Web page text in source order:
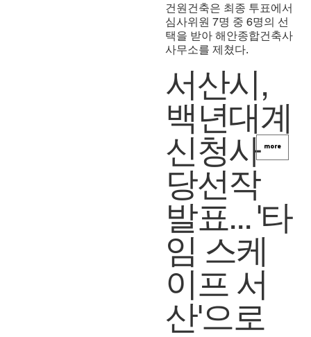
건원건축은 최종 투표에서
심사위원 7명 중 6명의 선
택을 받아 해안종합건축사
사무소를 제쳤다.
서산시,
백년대계
신청사
당선작
발표... '타
임 스케
이프 서
산'으로
more